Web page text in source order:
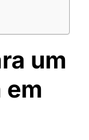
um
em